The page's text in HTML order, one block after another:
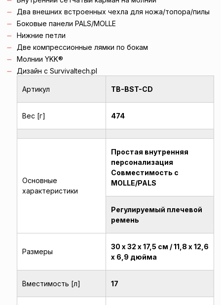
Два внешних встроенных чехла для ножа/топора/пилы
Боковые панели PALS/MOLLE
Нижние петли
Две компрессионные лямки по бокам
Молнии YKK®
Дизайн с Survivaltech.pl
Артикул TB-BST-CD
Вес [г] 474
Основные
характеристики
Простая внутренняя
персонализация
Совместимость с
MOLLE/PALS
Регулируемый плечевой
ремень
Размеры
30 х 32 х 17,5 см / 11,8 х 12,6
х 6,9 дюйма
Вместимость [л] 17